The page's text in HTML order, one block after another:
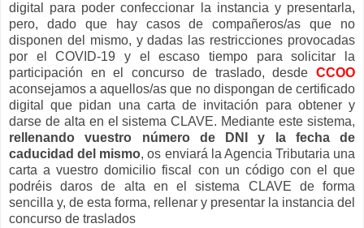
digital para poder confeccionar la instancia y presentarla,
pero, dado que hay casos de compañeros/as que no
disponen del mismo, y dadas las restricciones provocadas
por el COVID-19 y el escaso tiempo para solicitar la
participación en el concurso de traslado, desde CCOO
aconsejamos a aquellos/as que no dispongan de certificado
digital que pidan una carta de invitación para obtener y
darse de alta en el sistema CLAVE. Mediante este sistema,
rellenando vuestro número de DNI y la fecha de
caducidad del mismo, os enviará la Agencia Tributaria una
carta a vuestro domicilio fiscal con un código con el que
podréis daros de alta en el sistema CLAVE de forma
sencilla y, de esta forma, rellenar y presentar la instancia del
concurso de traslados